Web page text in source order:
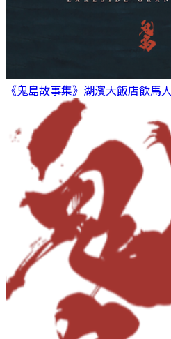
《鬼島故事集》湖濱大飯店飲馬人